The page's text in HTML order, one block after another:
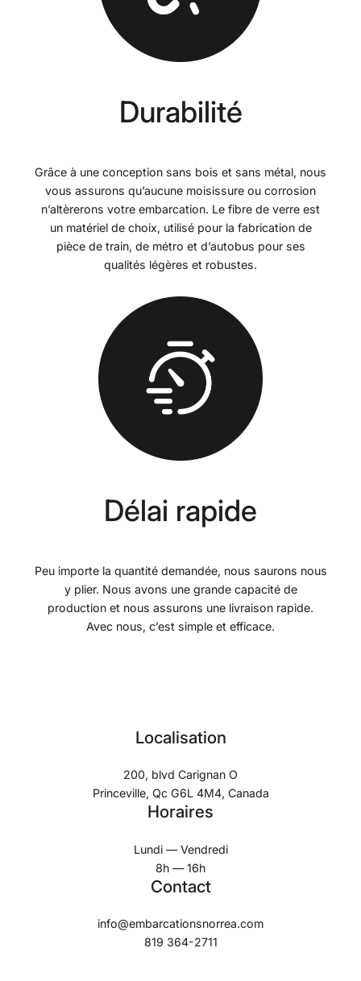
Durabilité
Grâce à une conception sans bois et sans métal, nous
vous assurons qu’aucune moisissure ou corrosion
n’altèrerons votre embarcation. Le fibre de verre est
un matériel de choix, utilisé pour la fabrication de
pièce de train, de métro et d’autobus pour ses
qualités légères et robustes.
Délai rapide
Peu importe la quantité demandée, nous saurons nous
y plier. Nous avons une grande capacité de
production et nous assurons une livraison rapide.
Avec nous, c’est simple et efficace.
Localisation
200, blvd Carignan O
Princeville, Qc G6L 4M4, Canada
Horaires
Lundi — Vendredi
8h — 16h
Contact
info@embarcationsnorrea.com
819 364-2711